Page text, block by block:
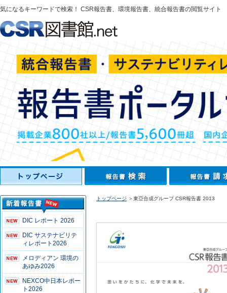
気になるキーワードで検索！ CSR報告書、環境報告書、統合報告書の閲覧サイト
DIC レポート 2026
DIC サステナビリテ
ィレポート2026
メロディアン 環境の
あゆみ2026
NEXCO中日本レポー
ト2026
トップページ ＞東亞合成グループ CSR報告書 2013